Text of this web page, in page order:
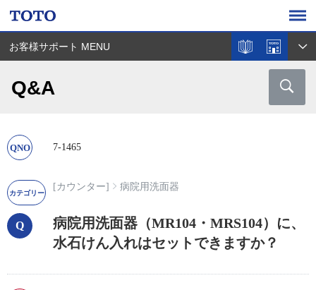
お客様サポート MENU
Q&A
7-1465
[カウンター] 病院用洗面器
病院用洗面器（MR104・MRS104）に、
水石けん入れはセットできますか？